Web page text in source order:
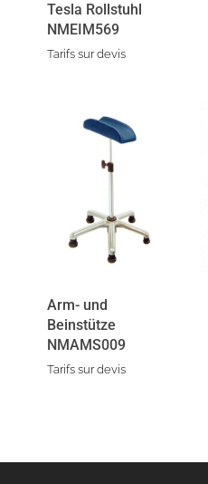
Bienvenue /
Veuillez saisir votre
la
Bitte geben Sie Ihre E-
Email Address
Tesla Rollstuhl
NMEIM569
Tarifs sur devis
Arm- und
Beinstütze
NMAMS009
Tarifs sur devis